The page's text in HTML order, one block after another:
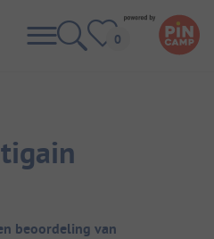
beoordeling van